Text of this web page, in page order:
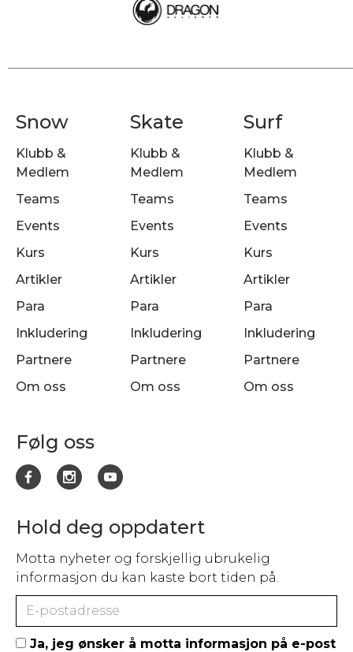
Snow
Klubb &
Medlem
Teams
Events
Kurs
Artikler
Para
Inkludering
Partnere
Om oss
Skate
Klubb &
Medlem
Teams
Events
Kurs
Artikler
Para
Inkludering
Partnere
Om oss
Surf
Klubb &
Medlem
Teams
Events
Kurs
Artikler
Para
Inkludering
Partnere
Om oss
Følg oss
Hold deg oppdatert
Motta nyheter og forskjellig ubrukelig
informasjon du kan kaste bort tiden på.
Ja, jeg ønsker å motta informasjon på e-post